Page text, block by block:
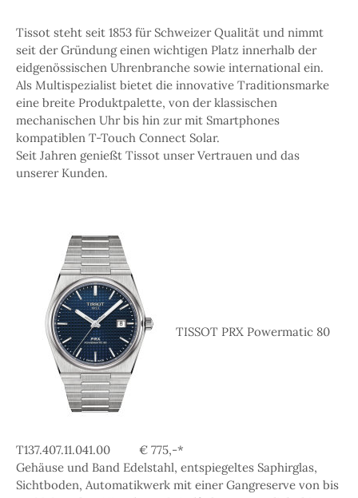
Tissot steht seit 1853 für Schweizer Qualität und nimmt
seit der Gründung einen wichtigen Platz innerhalb der
eidgenössischen Uhrenbranche sowie international ein.
Als Multispezialist bietet die innovative Traditionsmarke
eine breite Produktpalette, von der klassischen
mechanischen Uhr bis hin zur mit Smartphones
kompatiblen T-Touch Connect Solar.
Seit Jahren genießt Tissot unser Vertrauen und das
unserer Kunden.
TISSOT PRX Powermatic 80
T137.407.11.041.00 € 775,-*
Gehäuse und Band Edelstahl, entspiegeltes Saphirglas,
Sichtboden, Automatikwerk mit einer Gangreserve von bis